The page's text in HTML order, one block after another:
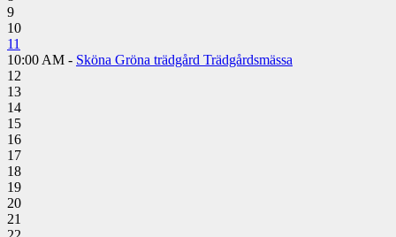
9
10
11
10:00 AM - Sköna Gröna trädgård Trädgårdsmässa
12
13
14
15
16
17
18
19
20
21